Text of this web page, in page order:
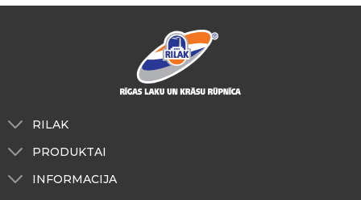
RILAK
Apie musPRODUKTAI
Išorės darbams
INFORMACIJA